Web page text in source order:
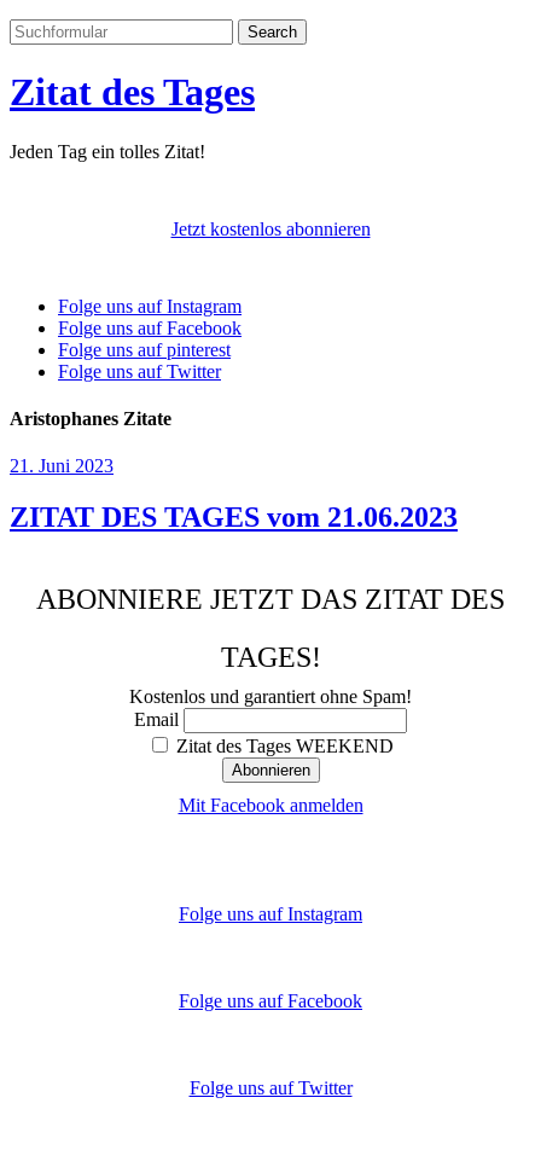
Search
Zitat des Tages
Jeden Tag ein tolles Zitat!
Jetzt kostenlos abonnieren
Folge uns auf Instagram
Folge uns auf Facebook
Folge uns auf pinterest
Folge uns auf Twitter
Aristophanes Zitate
21. Juni 2023
ZITAT DES TAGES vom 21.06.2023
ABONNIERE JETZT DAS ZITAT DES
TAGES!
Kostenlos und garantiert ohne Spam!
Email
Zitat des Tages WEEKEND
Mit Facebook anmelden
Folge uns auf Instagram
Folge uns auf Facebook
Folge uns auf Twitter